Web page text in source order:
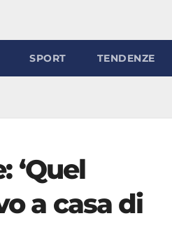
SPORT TENDENZE
‘Quel
a casa di